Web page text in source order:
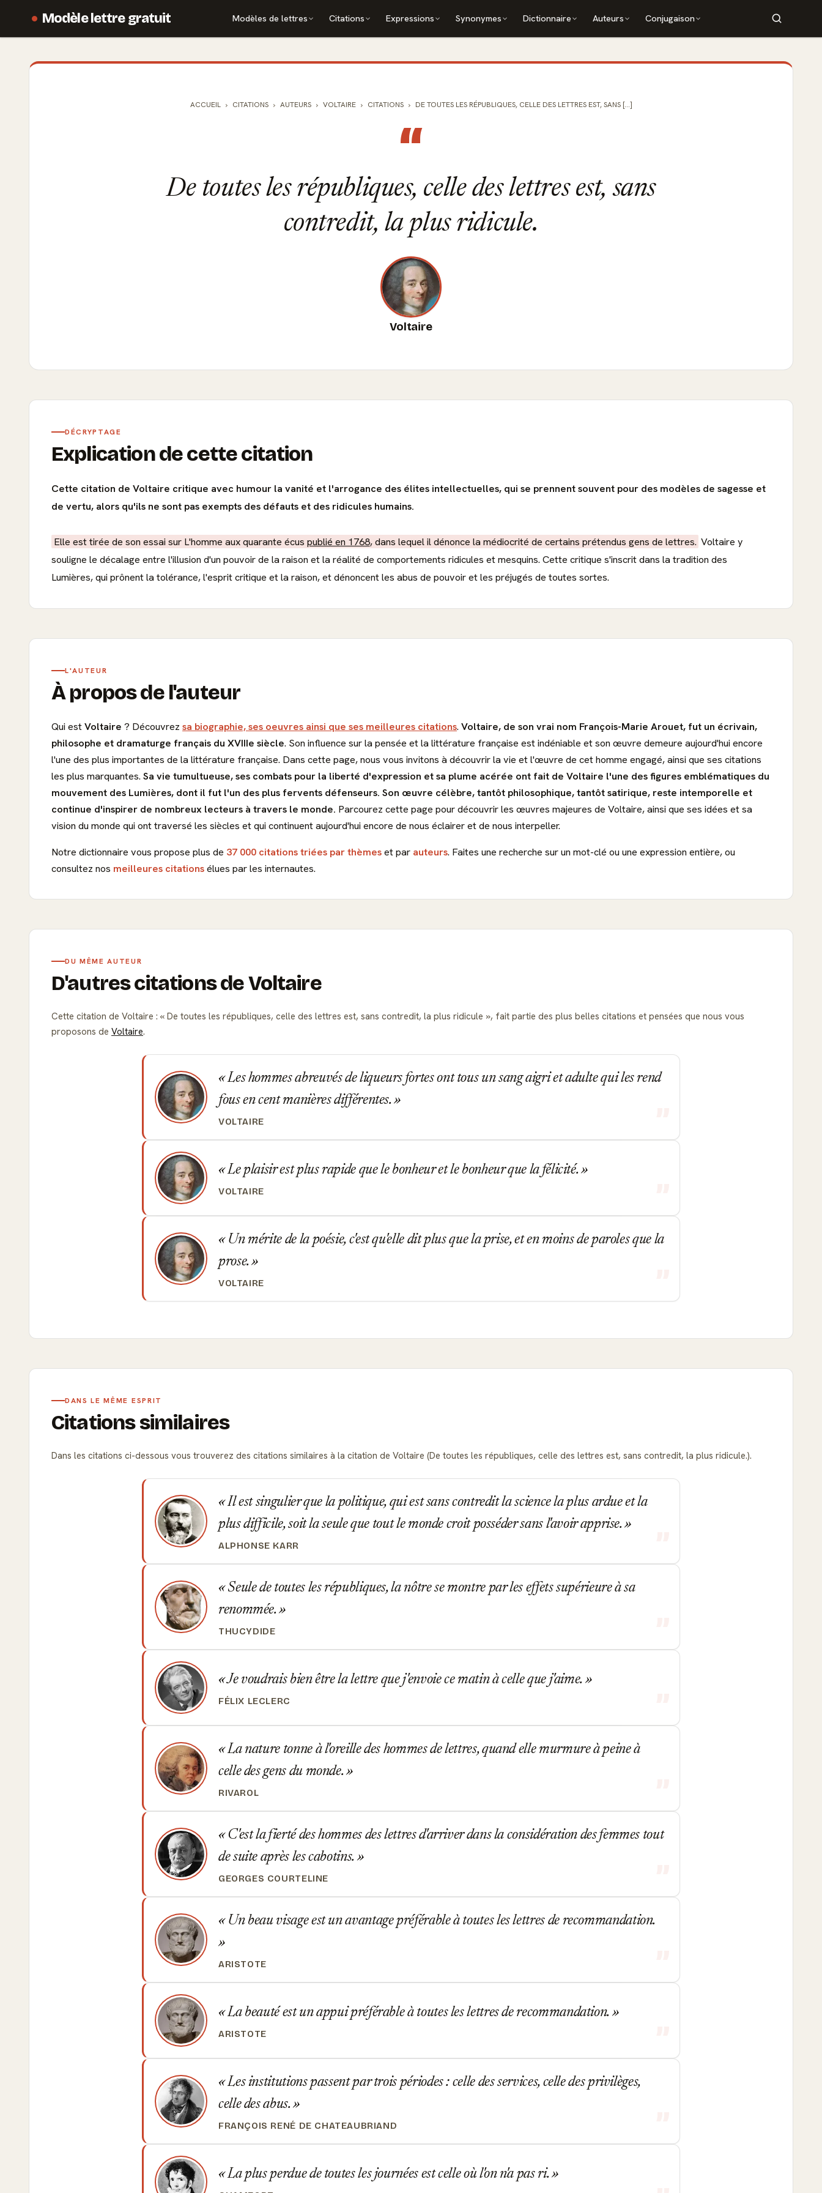
Modèle lettre gratuit Modèles de lettres Citations Expressions Synonymes Dictionnaire Auteurs Conjugaison
ACCUEIL CITATIONS AUTEURS VOLTAIRE CITATIONS DE TOUTES LES RÉPUBLIQUES, CELLE DES LETTRES EST, SANS [...]
“
De toutes les républiques, celle des lettres est, sans
contredit, la plus ridicule.
Voltaire
DÉCRYPTAGE
Explication de cette citation
Cette citation de Voltaire critique avec humour la vanité et l'arrogance des élites intellectuelles, qui se prennent souvent pour des modèles de sagesse et
de vertu, alors qu'ils ne sont pas exempts des défauts et des ridicules humains.
Elle est tirée de son essai sur L'homme aux quarante écus publié en 1768, dans lequel il dénonce la médiocrité de certains prétendus gens de lettres. Voltaire y
souligne le décalage entre l'illusion d'un pouvoir de la raison et la réalité de comportements ridicules et mesquins. Cette critique s'inscrit dans la tradition des
Lumières, qui prônent la tolérance, l'esprit critique et la raison, et dénoncent les abus de pouvoir et les préjugés de toutes sortes.
L'AUTEUR
À propos de l'auteur
Qui estVoltaire ? Découvrez sa biographie, ses oeuvres ainsi que ses meilleures citations. Voltaire, de son vrai nom François-Marie Arouet, fut un écrivain,
philosophe et dramaturge français du XVIIIe siècle. Son influence sur la pensée et la littérature française est indéniable et son œuvre demeure aujourd'hui encore
l'une des plus importantes de la littérature française. Dans cette page, nous vous invitons à découvrir la vie et l'œuvre de cet homme engagé, ainsi que ses citations
les plus marquantes. Sa vie tumultueuse, ses combats pour la liberté d'expression et sa plume acérée ont fait de Voltaire l'une des figures emblématiques du
mouvement des Lumières, dont il fut l'un des plus fervents défenseurs. Son œuvre célèbre, tantôt philosophique, tantôt satirique, reste intemporelle et
continue d'inspirer de nombreux lecteurs à travers le monde. Parcourez cette page pour découvrir les œuvres majeures de Voltaire, ainsi que ses idées et sa
vision du monde qui ont traversé les siècles et qui continuent aujourd'hui encore de nous éclairer et de nous interpeller.
Notre dictionnaire vous propose plus de 37 000 citations triées par thèmeset par auteurs. Faites une recherche sur un mot-clé ou une expression entière, ou
consultez nos meilleures citationsélues par les internautes.
DU MÊME AUTEUR
D'autres citations de Voltaire
Cette citation de Voltaire : De toutes les républiques, celle des lettres est, sans contredit, la plus ridicule
, fait partie des plus belles citations et pensées que nous vous
proposons de Voltaire.
Les hommes abreuvés de liqueurs fortes ont tous un sang aigri et adulte qui les rend
fous en cent manières différentes.
VOLTAIRE
Le plaisir est plus rapide que le bonheur et le bonheur que la félicité.
VOLTAIRE
Un mérite de la poésie, c'est qu'elle dit plus que la prise, et en moins de paroles que la
prose.
VOLTAIRE
DANS LE MÊME ESPRIT
Citations similaires
Dans les citations ci-dessous vous trouverez des citations similaires à la citation de Voltaire (De toutes les républiques, celle des lettres est, sans contredit, la plus ridicule.).
Il est singulier que la politique, qui est sans contredit la science la plus ardue et la
plus difficile, soit la seule que tout le monde croit posséder sans l'avoir apprise.
ALPHONSE KARR
Seule de toutes les républiques, la nôtre se montre par les effets supérieure à sa
renommée.
THUCYDIDE
Je voudrais bien être la lettre que j'envoie ce matin à celle que j'aime.
FÉLIX LECLERC
La nature tonne à l'oreille des hommes de lettres, quand elle murmure à peine à
celle des gens du monde.
RIVAROL
C'est la fierté des hommes des lettres d'arriver dans la considération des femmes tout
de suite après les cabotins.
GEORGES COURTELINE
Un beau visage est un avantage préférable à toutes les lettres de recommandation.
ARISTOTE
La beauté est un appui préférable à toutes les lettres de recommandation.
ARISTOTE
Les institutions passent par trois périodes : celle des services, celle des privilèges,
celle des abus.
FRANÇOIS RENÉ DE CHATEAUBRIAND
La plus perdue de toutes les journées est celle où l'on n'a pas ri.